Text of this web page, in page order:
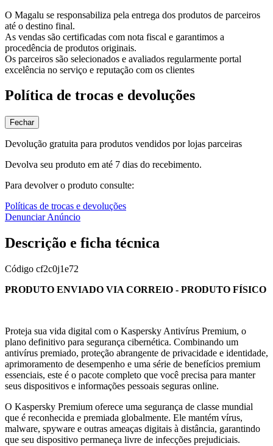
O Magalu se responsabiliza pela entrega dos produtos de parceiros
até o destino final.
As vendas são certificadas com nota fiscal e garantimos a
procedência de produtos originais.
Os parceiros são selecionados e avaliados regularmente portal
excelência no serviço e reputação com os clientes
Política de trocas e devoluções
Fechar
Devolução gratuita para produtos vendidos por lojas parceiras
Devolva seu produto em até 7 dias do recebimento.
Para devolver o produto consulte:
Políticas de trocas e devoluções
Denunciar Anúncio
Descrição e ficha técnica
Código cf2c0j1e72
PRODUTO ENVIADO VIA CORREIO - PRODUTO FÍSICO
Proteja sua vida digital com o Kaspersky Antivírus Premium, o
plano definitivo para segurança cibernética. Combinando um
antivírus premiado, proteção abrangente de privacidade e identidade,
aprimoramento de desempenho e uma série de benefícios premium
essenciais, este é o pacote completo que você precisa para manter
seus dispositivos e informações pessoais seguras online.
O Kaspersky Premium oferece uma segurança de classe mundial
que é reconhecida e premiada globalmente. Ele mantém vírus,
malware, spyware e outras ameaças digitais à distância, garantindo
que seu dispositivo permaneça livre de infecções prejudiciais.